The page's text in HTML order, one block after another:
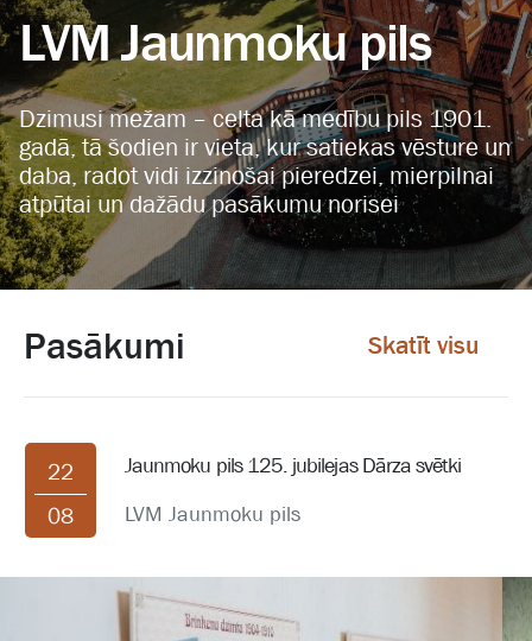
LVM Jaunmoku pils
Dzimusi mežam – celta kā medību pils 1901.
gadā, tā šodien ir vieta, kur satiekas vēsture un
daba, radot vidi izzinošai pieredzei, mierpilnai
atpūtai un dažādu pasākumu norisei
Pasākumi Skatīt visu
22
08
Jaunmoku pils 125. jubilejas Dārza svētki
LVM Jaunmoku pils